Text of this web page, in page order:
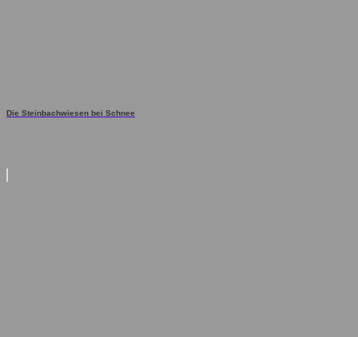
Die Steinbachwiesen bei Schnee